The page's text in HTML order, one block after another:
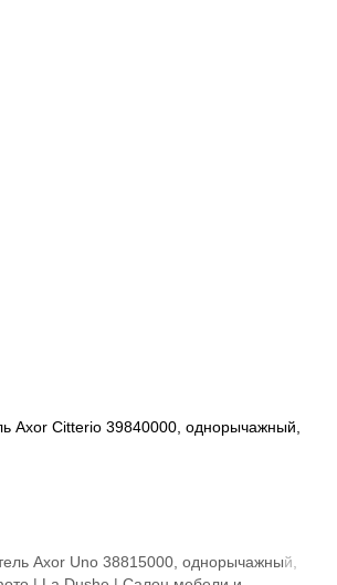
Axor Citterio 39840000, однорычажный,